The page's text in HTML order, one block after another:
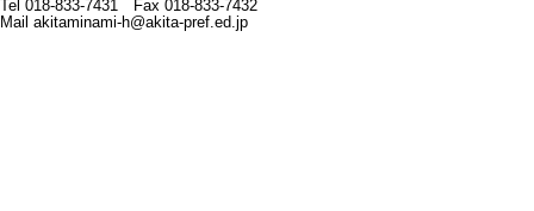
Tel 018-833-7431 Fax 018-833-7432
Mail akitaminami-h@akita-pref.ed.jp